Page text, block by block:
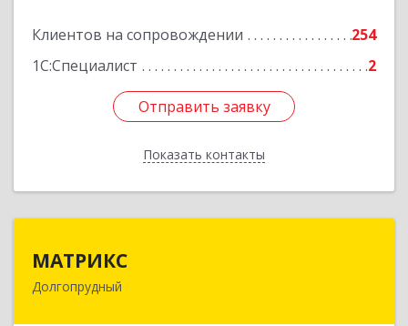
Клиентов на сопровождении
254
1С:Специалист
2
Отправить заявку
Показать контакты
Отправить заявку
Назад
МАТРИКС
Долгопрудный141707, Московская обл, Долгопрудный г,